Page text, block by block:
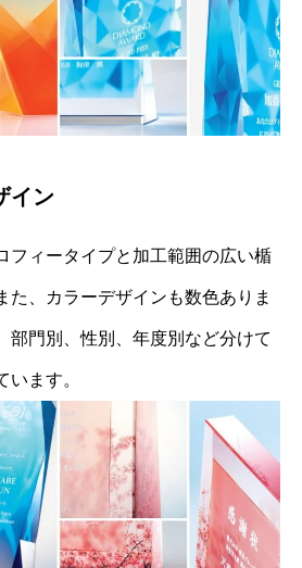
イン
フィータイプと加工範囲の広い楯
た、カラーデザインも数色ありま
部門別、性別、年度別など分けて
ます。